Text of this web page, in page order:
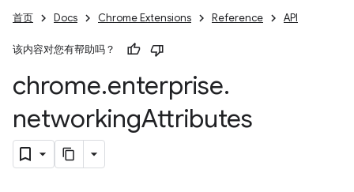
首页 Docs Chrome Extensions Reference API
该内容对您有帮助吗？
chrome.enterprise.
networkingAttributes